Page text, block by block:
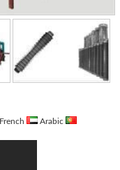
French
Arabic